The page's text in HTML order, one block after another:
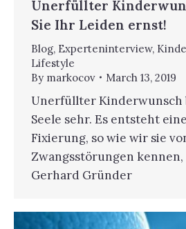
Unerfüllter
Sie Ihr Leiden ernst!
Blog, Experteninterview,
Lifestyle
By markocov March 13, 2019
Unerfüllter Kinderwunsch
Seele sehr. Es entsteht
Fixierung, so wie wir sie
Zwangsstörungen kennen,
Gerhard Gründer